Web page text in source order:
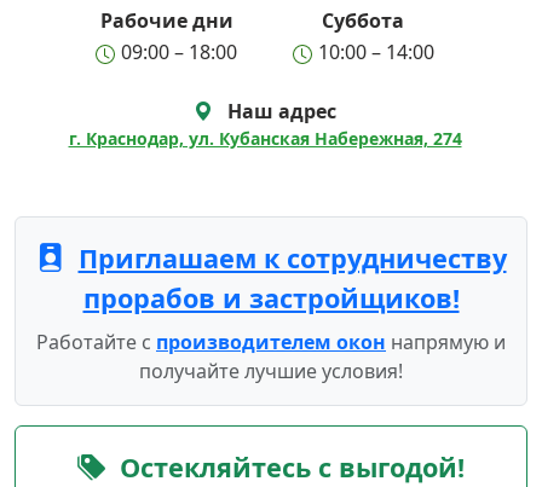
Рабочие дни
Суббота
09:00 – 18:00
10:00 – 14:00
Наш адрес
г. Краснодар, ул. Кубанская Набережная, 274
Приглашаем к сотрудничеству
прорабов и застройщиков!
Работайте с производителем окон напрямую и
получайте лучшие условия!
Остекляйтесь с выгодой!